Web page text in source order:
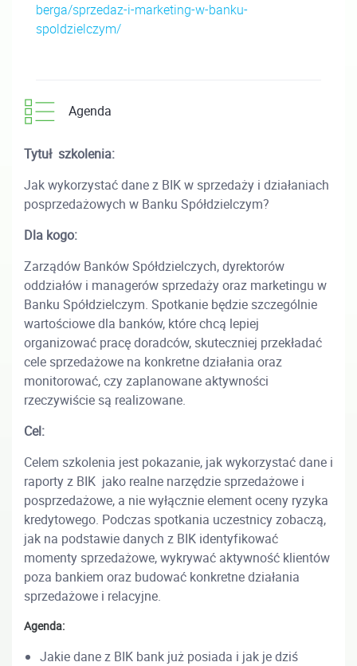
berga/sprzedaz-i-marketing-w-banku-
spoldzielczym/
Agenda
Tytuł szkolenia:
Jak wykorzystać dane z BIK w sprzedaży i działaniach
posprzedażowych w Banku Spółdzielczym?
Dla kogo:
Zarządów Banków Spółdzielczych, dyrektorów
oddziałów i managerów sprzedaży oraz marketingu w
Banku Spółdzielczym. Spotkanie będzie szczególnie
wartościowe dla banków, które chcą lepiej
organizować pracę doradców, skuteczniej przekładać
cele sprzedażowe na konkretne działania oraz
monitorować, czy zaplanowane aktywności
rzeczywiście są realizowane.
Cel:
Celem szkolenia jest pokazanie, jak wykorzystać dane i
raporty z BIK jako realne narzędzie sprzedażowe i
posprzedażowe, a nie wyłącznie element oceny ryzyka
kredytowego. Podczas spotkania uczestnicy zobaczą,
jak na podstawie danych z BIK identyfikować
momenty sprzedażowe, wykrywać aktywność klientów
poza bankiem oraz budować konkretne działania
sprzedażowe i relacyjne.
Agenda:
Jakie dane z BIK bank już posiada i jak je dziś